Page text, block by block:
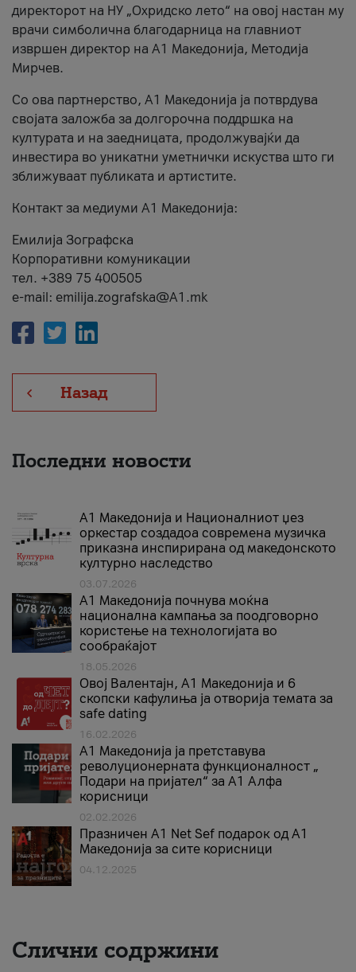
директорот на НУ „Охридско лето“ на овој настан му
врачи симболична благодарница на главниот
извршен директор на A1 Македонија, Методија
Мирчев.
Со ова партнерство, A1 Македонија ја потврдува
својата заложба за долгорочна поддршка на
културата и на заедницата, продолжувајќи да
инвестира во уникатни уметнички искуства што ги
зближуваат публиката и артистите.
Контакт за медиуми А1 Македонија:
Емилија Зографска
Корпоративни комуникации
тел. +389 75 400505
e-mail: emilija.zografska@A1.mk
Назад
Последни новости
А1 Македонија и Националниот џез
оркестар создадоа современа музичка
приказна инспирирана од македонското
културно наследство
03.07.2026
A1 Македонија почнува моќна
национална кампања за поодговорно
користење на технологијата во
сообраќајот
18.05.2026
Овој Валентајн, A1 Македонија и 6
скопски кафулиња ја отворија темата за
safe dating
16.02.2026
А1 Македонија ја претставува
револуционерната функционалност „
Подари на пријател“ за А1 Алфа
корисници
02.02.2026
Празничен A1 Net Sеf подарок од А1
Македонија за сите корисници
04.12.2025
Слични содржини